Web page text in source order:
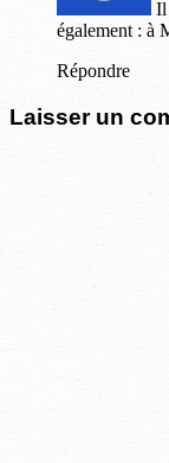
Il
également : à
Répondre
Laisser un